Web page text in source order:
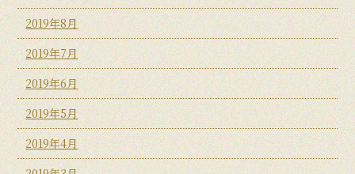
2019年8月
2019年7月
2019年6月
2019年5月
2019年4月